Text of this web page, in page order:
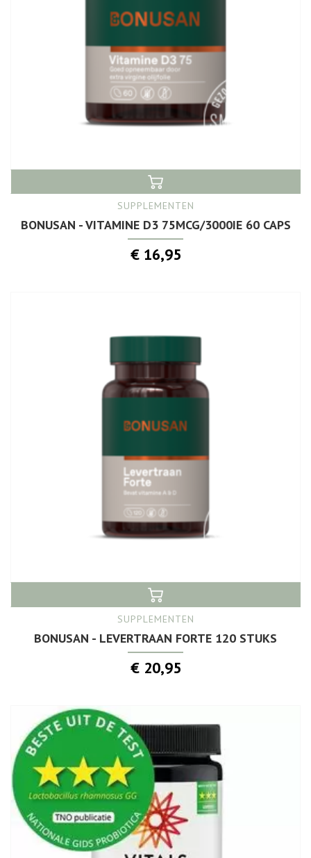
SUPPLEMENTEN
BONUSAN - VITAMINE D3 75MCG/3000IE 60 CAPS
€ 16,95
SUPPLEMENTEN
BONUSAN - LEVERTRAAN FORTE 120 STUKS
€ 20,95